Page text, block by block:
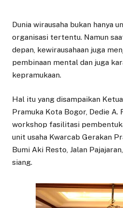
Dunia wirausaha bukan hanya
organisasi tertentu. Namun
depan, kewirausahaan juga
pembinaan mental dan juga
kepramukaan.
Hal itu yang disampaikan
Pramuka Kota Bogor, Dedie A.
workshop fasilitasi
unit usaha Kwarcab Gerakan
Bumi Aki Resto, Jalan
siang.